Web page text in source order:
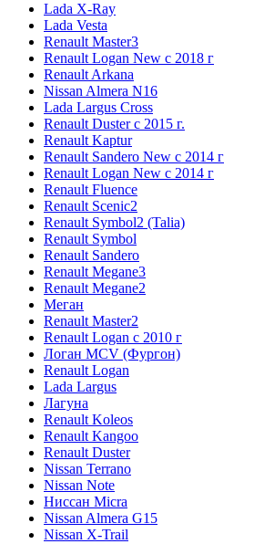
Lada X-Ray
Lada Vesta
Renault Master3
Renault Logan New с 2018 г
Renault Arkana
Nissan Almera N16
Lada Largus Cross
Renault Duster с 2015 г.
Renault Kaptur
Renault Sandero New с 2014 г
Renault Logan New с 2014 г
Renault Fluence
Renault Scenic2
Renault Symbol2 (Talia)
Renault Symbol
Renault Sandero
Renault Megane3
Renault Megane2
Меган
Renault Master2
Renault Logan c 2010 г
Логан МСV (Фургон)
Renault Logan
Lada Largus
Лагуна
Renault Koleos
Renault Kangoo
Renault Duster
Nissan Terrano
Nissan Note
Ниссан Micra
Nissan Almera G15
Nissan X-Trail